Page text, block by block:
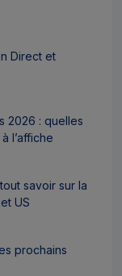
Direct et
2026 : quelles
l’affiche
savoir sur la
US
prochains